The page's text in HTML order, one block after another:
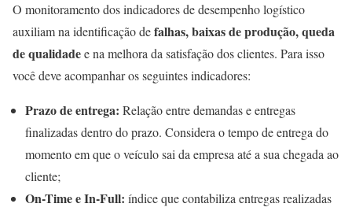
O monitoramento dos indicadores de desempenho logístico
auxiliam na identificação defalhas, baixas de produção, queda
de qualidadee na melhora da satisfação dos clientes. Para isso
você deve acompanhar os seguintes indicadores:
Prazo de entrega: Relação entre demandas e entregas
finalizadas dentro do prazo. Considera o tempo de entrega do
momento em que o veículo sai da empresa até a sua chegada ao
cliente;
On-Time e In-Full: índice que contabiliza entregas realizadas